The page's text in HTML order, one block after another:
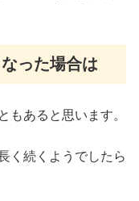
った場合は
もあると思います。
く続くようでしたら